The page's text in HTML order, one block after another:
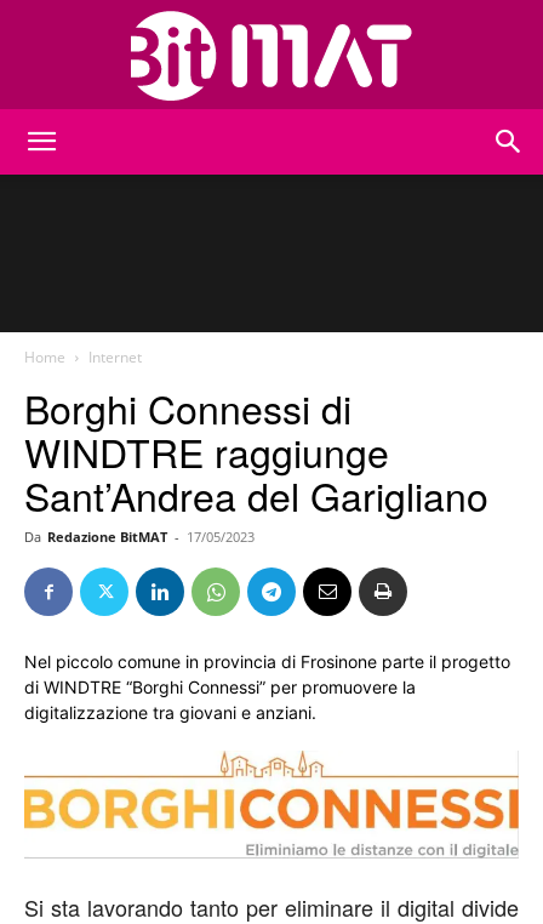
Home Internet
Borghi Connessi di
WINDTRE raggiunge
Sant’Andrea del Garigliano
Da Redazione BitMAT - 17/05/2023
Nel piccolo comune in provincia di Frosinone parte il progetto
di WINDTRE “Borghi Connessi” per promuovere la
digitalizzazione tra giovani e anziani.
Si sta lavorando tanto per eliminare il digital divide